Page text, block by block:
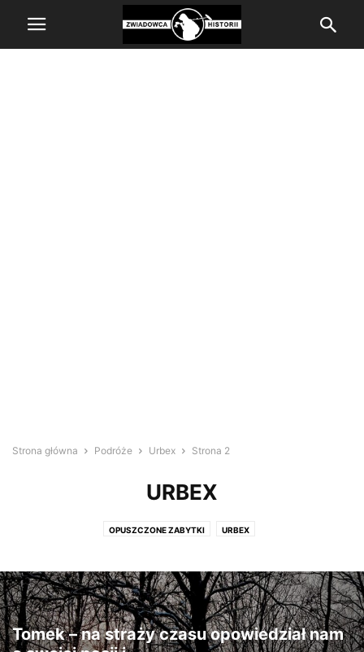
Strona główna Podróże Urbex Strona 2
URBEX
OPUSZCZONE ZABYTKI URBEX
Tomek – na straży czasu opowiedział nam